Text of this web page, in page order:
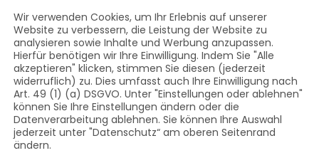
AUST Bestattungsbedarf -
AUST Bestattungsbedarf - Qualität aus dem
MENÜ
Wir verwenden Cookies, um Ihr Erlebnis auf unserer
Website zu verbessern, die Leistung der Website zu
analysieren sowie Inhalte und Werbung anzupassen.
Hierfür benötigen wir Ihre Einwilligung. Indem Sie "Alle
akzeptieren" klicken, stimmen Sie diesen (jederzeit
widerruflich) zu. Dies umfasst auch Ihre Einwilligung nach
Art. 49 (1) (a) DSGVO. Unter "Einstellungen oder ablehnen"
können Sie Ihre Einstellungen ändern oder die
Datenverarbeitung ablehnen. Sie können Ihre Auswahl
jederzeit unter "Datenschutz“ am oberen Seitenrand
ändern.